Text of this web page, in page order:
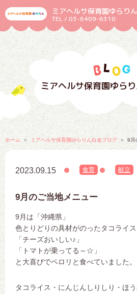
ミアヘルサ保育園ゆらり
TEL / 03-6409-6310
ミアヘルサ保育園ゆら
ホーム ミアヘルサ保育園ゆらりん白金ブログ 9月
2023.09.15 食育 献立
9月のご当地メニュー
9月は「沖縄県」
色とりどりの具材がのったタコライ
「チーズおいしい♪」
「トマトが乗ってる～☆」
と大喜びでペロリと食べていました。
タコライス・にんじんしりしり・ほ